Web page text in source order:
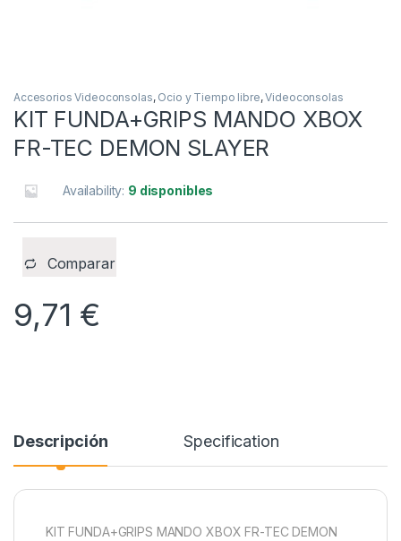
Accesorios Videoconsolas, Ocio y Tiempo libre,Videoconsolas
KIT FUNDA+GRIPS MANDO XBOX
FR-TEC DEMON SLAYER
Availability: 9 disponibles
Comparar
9,71 €
Descripción Specification
KIT FUNDA+GRIPS MANDO XBOX FR-TEC DEMON